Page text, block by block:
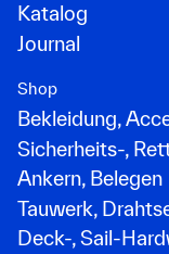
Katalog
Journal
Shop
Bekleidung,
Sicherheits-,
Ankern, Belegen
Tauwerk,
Deck-, Sail-